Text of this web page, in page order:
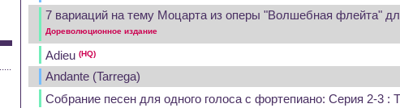
7 вариаций на тему Моцарта из оперы "Волшебная флейта"
Дореволюционное издание
Adieu (HQ)
Andante (Tarrega)
Cобрание песен для одного голоса с фортепиано: Серия 2-3 :